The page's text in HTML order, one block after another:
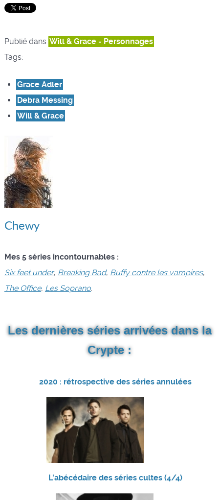
Publié dans Will & Grace - Personnages
Tags:
Grace Adler
Debra Messing
Will & Grace
Chewy
Mes 5 séries incontournables :
Six feet under, Breaking Bad, Buffy contre les vampires,
The Office, Les Soprano.
Les dernières séries arrivées dans la
Crypte :
2020 : rétrospective des séries annulées
L'abécédaire des séries cultes (4/4)